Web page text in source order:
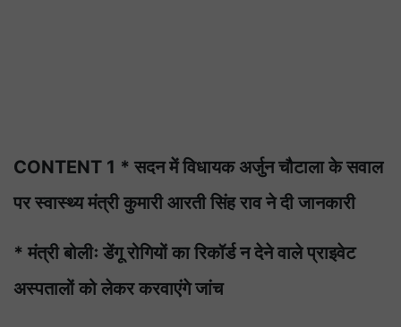
CONTENT 1 * सदन में विधायक अर्जुन चौटाला के सवाल
पर स्वास्थ्य मंत्री कुमारी आरती सिंह राव ने दी जानकारी
* मंत्री बोलीः डेंगू रोगियों का रिकॉर्ड न देने वाले प्राइवेट
अस्पतालों को लेकर करवाएंगे जांच